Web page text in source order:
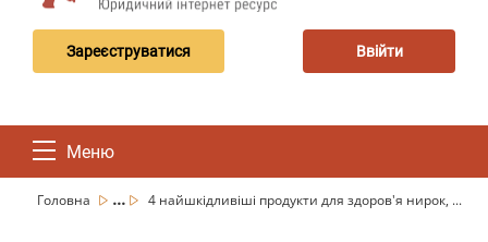
Зареєструватися Ввійти
Меню
Головна ... 4 найшкідливіші продукти для здоров'я нирок, ...